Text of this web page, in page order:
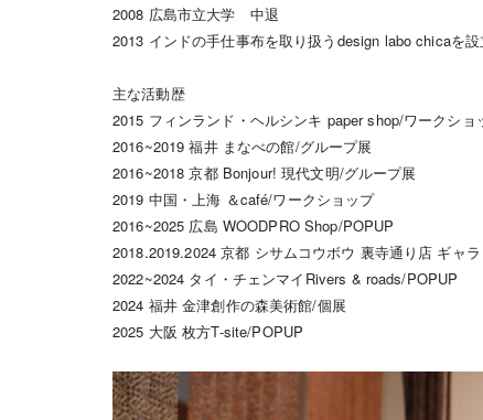
2008 広島市立大学 中退
2013 インドの手仕事布を取り扱うdesign labo chicaを設
主な活動歴
2015 フィンランド・ヘルシンキ paper shop/ワークショ
2016~2019 福井 まなべの館/グループ展
2016~2018 京都 Bonjour! 現代文明/グループ展
2019 中国・上海 ＆café/ワークショップ
2016~2025 広島 WOODPRO Shop/POPUP
2018.2019.2024 京都 シサムコウボウ 裏寺通り店 ギャ
2022~2024 タイ・チェンマイRivers & roads/POPUP
2024 福井 金津創作の森美術館/個展
2025 大阪 枚方T-site/POPUP